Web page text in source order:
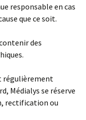
responsable en cas
que ce soit.
des
régulièrement
Médialys se réserve
rectification ou